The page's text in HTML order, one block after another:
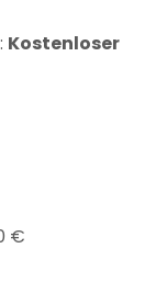
Kostenloser
€